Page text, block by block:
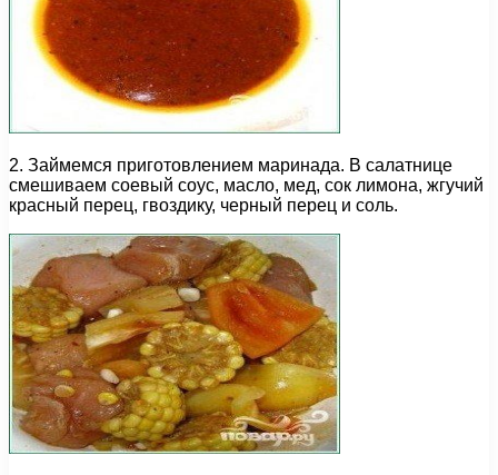
2. Займемся приготовлением маринада. В салатнице
смешиваем соевый соус, масло, мед, сок лимона, жгучий
красный перец, гвоздику, черный перец и соль.